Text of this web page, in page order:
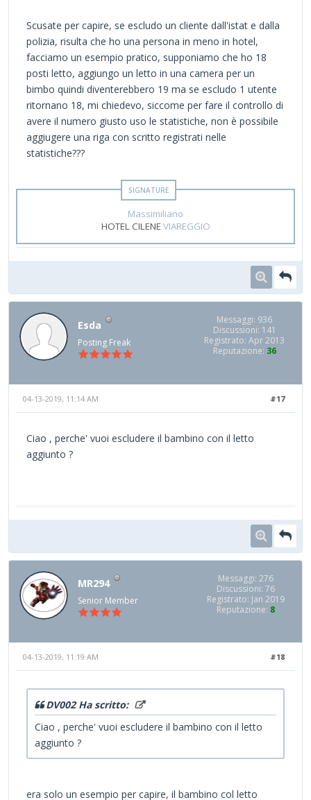
Scusate per capire, se escludo un cliente dall'istat e dalla
polizia, risulta che ho una persona in meno in hotel,
facciamo un esempio pratico, supponiamo che ho 18
posti letto, aggiungo un letto in una camera per un
bimbo quindi diventerebbero 19 ma se escludo 1 utente
ritornano 18, mi chiedevo, siccome per fare il controllo di
avere il numero giusto uso le statistiche, non è possibile
aggiugere una riga con scritto registrati nelle
statistiche???
Massimiliano
HOTEL CILENEVIAREGGIO
Esda
Posting Freak
Messaggi: 936
Discussioni: 141
Registrato: Apr 2013
Reputazione: 36
#17
04-13-2019, 11:14 AM
Ciao , perche' vuoi escludere il bambino con il letto
aggiunto ?
MR294
Senior Member
Messaggi: 276
Discussioni: 76
Registrato: Jan 2019
Reputazione: 8
#18
04-13-2019, 11:19 AM
DV002 Ha scritto:
Ciao , perche' vuoi escludere il bambino con il letto
aggiunto ?
era solo un esempio per capire, il bambino col letto